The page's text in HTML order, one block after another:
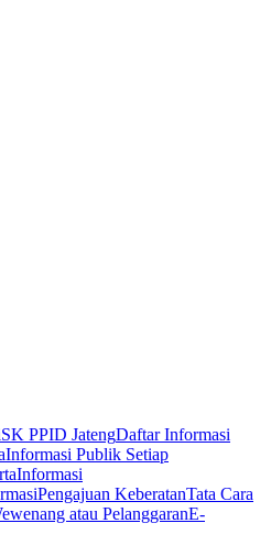
SK PPID JatengDaftar Informasi
Informasi Publik Setiap
Informasi
Pengajuan KeberatanTata Cara
atau PelanggaranE-